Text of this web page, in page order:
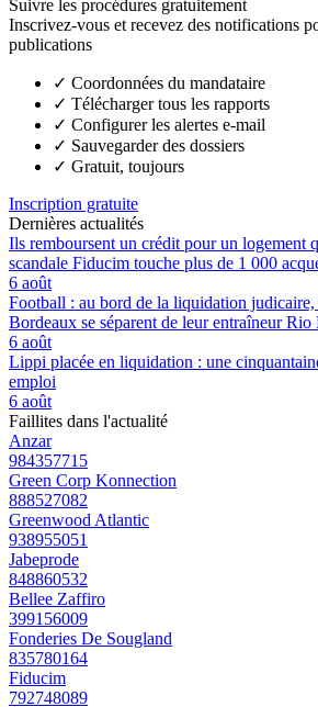
Suivre les procédures gratuitement
Inscrivez-vous et recevez des notifications
publications
✓ Coordonnées du mandataire
✓ Télécharger tous les rapports
✓ Configurer les alertes e-mail
✓ Sauvegarder des dossiers
✓ Gratuit, toujours
Inscription gratuite
Dernières actualités
Ils remboursent un crédit pour un logement
scandale Fiducim touche plus de 1 000
6 août
Football : au bord de la liquidation
Bordeaux se séparent de leur entraîneur Rio
6 août
Lippi placée en liquidation : une
emploi
6 août
Faillites dans l'actualité
Anzar
984357715
Green Corp Konnection
888527082
Greenwood Atlantic
938955051
Jabeprode
848860532
Bellee Zaffiro
399156009
Fonderies De Sougland
835780164
Fiducim
792748089